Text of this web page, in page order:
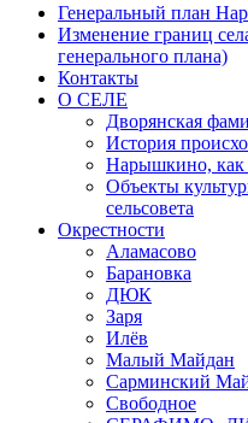
Генеральный план
Изменение границ
генерального плана)
Контакты
О СЕЛЕ
Дворянская
История
Нарышкино, как
Объекты
сельсовета
Окрестности
Аламасово
Барановка
ДЮК
Заря
Илёв
Малый Майдан
Сарминский
Свободное